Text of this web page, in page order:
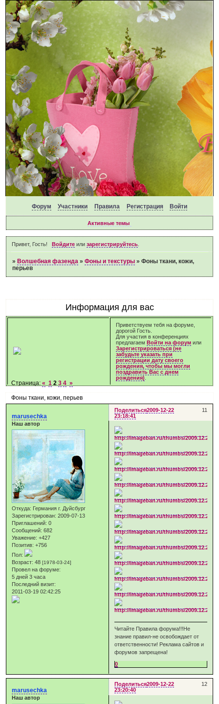
Форум Участники Правила Регистрация Войти
Активные темы
Привет, Гость! Войдитеили зарегистрируйтесь.
» Волшебная фазенда »Фоны и текстуры »Фоны ткани, кожи,
перьев
Информация для вас
Приветствуем тебя на форуме,
дорогой Гость.
Для участия в конференциях
предлагаемВойти на форум или
Зарегистрироваться (не
забудьте указать при
регистрации дату своего
рождения, чтобы мы могли
поздравить Вас с днем
рождения)
Фоны ткани, кожи, перьев
Страница:« 1 2 3 4 »
Поделиться 11
2009-12-22
23:18:41
marusechka
Наш автор
Откуда: Германия г. Дуйсбург
Зарегистрирован: 2009-07-13
Приглашений: 0
Сообщений: 682
Уважение: +427
Позитив: +756
Пол:
Возраст: 48[1978-03-24]
Провел на форуме:
5 дней 3 часа
Последний визит:
2011-03-19 02:42:25
Читайте Правила форума!!!Не
знание правил-не освобождает от
ответственности! Реклама сайтов и
форумов запрещена!
0
Поделиться 12
2009-12-22
23:20:40
marusechka
Наш автор